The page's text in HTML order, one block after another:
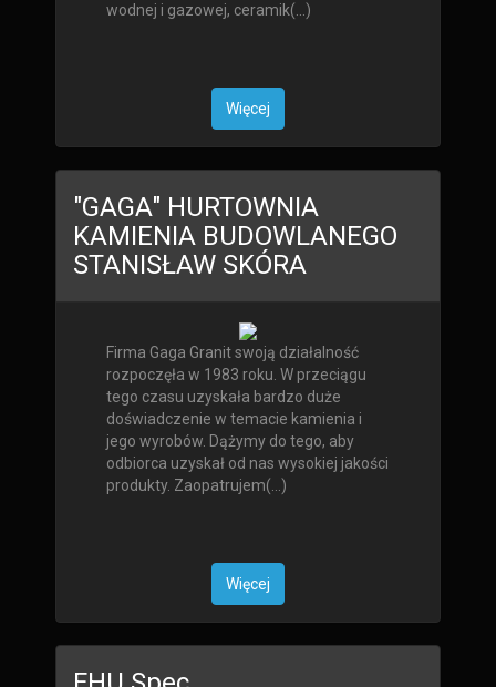
wodnej i gazowej, ceramik(...)
Więcej
"GAGA" HURTOWNIA
KAMIENIA BUDOWLANEGO
STANISŁAW SKÓRA
Firma Gaga Granit swoją działalność
rozpoczęła w 1983 roku. W przeciągu
tego czasu uzyskała bardzo duże
doświadczenie w temacie kamienia i
jego wyrobów. Dążymy do tego, aby
odbiorca uzyskał od nas wysokiej jakości
produkty. Zaopatrujem(...)
Więcej